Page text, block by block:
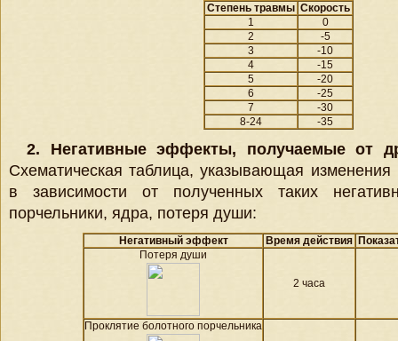
Степень травмы Скорость
1
0
2
-5
3
-10
4
-15
5
-20
6
-25
7
-30
8-24
-35
2. Негативные эффекты, получаемые от
Схематическая таблица, указывающая изменения
в зависимости от полученных таких
порчельники, ядра, потеря души:
Негативный эффект Время действия
Потеря души
2 часа
Проклятие болотного порчельника